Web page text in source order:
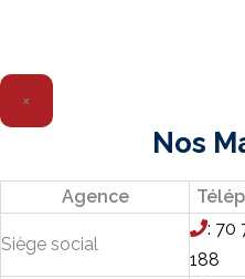
×
Nos
Agence
Siège social
: 70
188